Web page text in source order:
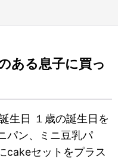
ある息子に買っ
生日 １歳の誕生日を
パン、ミニ豆乳パ
cakeセットをプラス